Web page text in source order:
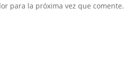
para la próxima vez que comente.